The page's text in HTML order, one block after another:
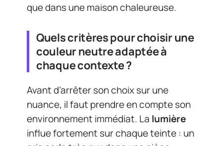
que dans une maison chaleureuse.
Quels critères pour choisir une
couleur neutre adaptée à
chaque contexte ?
Avant d’arrêter son choix sur une
nuance, il faut prendre en compte son
environnement immédiat. La lumière
influe fortement sur chaque teinte : un